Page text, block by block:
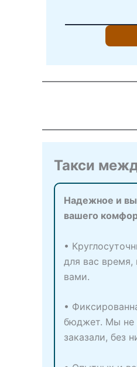
Такси
Надежное и
вашего
•
для вас время,
вами.
•
бюджет. Мы не
заказали, без